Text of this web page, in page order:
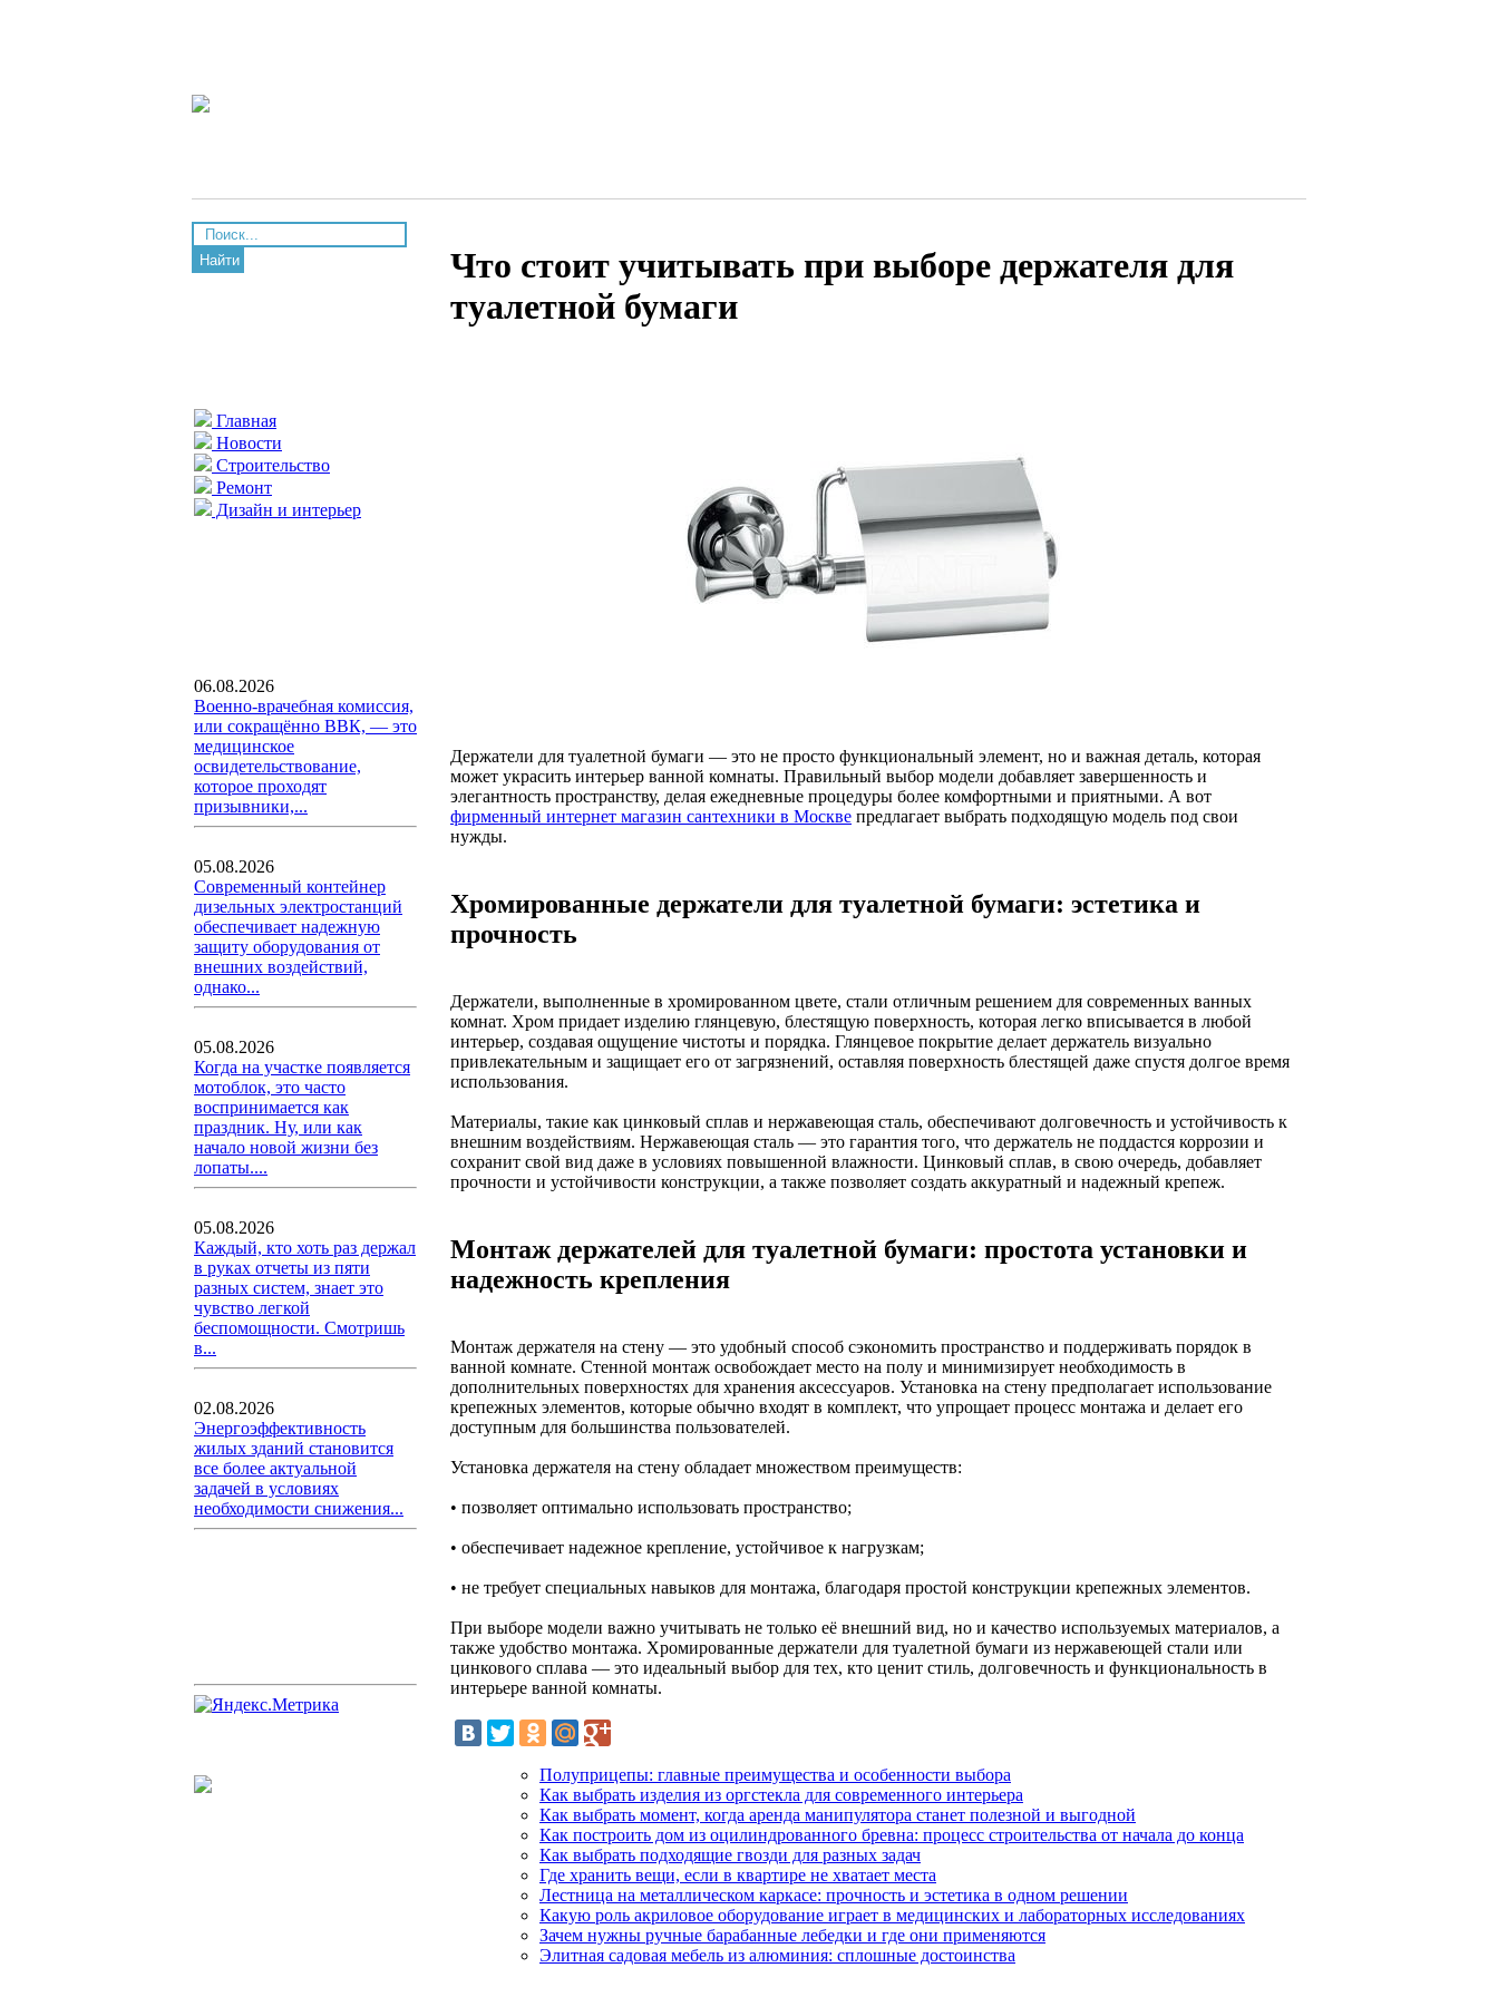
Найти
Главная
Новости
Строительство
Ремонт
Дизайн и интерьер
06.08.2026
Военно-врачебная комиссия,
или сокращённо ВВК, — это
медицинское
освидетельствование,
которое проходят
призывники,...
05.08.2026
Современный контейнер
дизельных электростанций
обеспечивает надежную
защиту оборудования от
внешних воздействий,
однако...
05.08.2026
Когда на участке появляется
мотоблок, это часто
воспринимается как
праздник. Ну, или как
начало новой жизни без
лопаты....
05.08.2026
Каждый, кто хоть раз держал
в руках отчеты из пяти
разных систем, знает это
чувство легкой
беспомощности. Смотришь
в...
02.08.2026
Энергоэффективность
жилых зданий становится
все более актуальной
задачей в условиях
необходимости снижения...
Что стоит учитывать при выборе держателя для
туалетной бумаги
Держатели для туалетной бумаги — это не просто функциональный элемент, но и важная деталь, которая
может украсить интерьер ванной комнаты. Правильный выбор модели добавляет завершенность и
элегантность пространству, делая ежедневные процедуры более комфортными и приятными. А вот
фирменный интернет магазин сантехники в Москве предлагает выбрать подходящую модель под свои
нужды.
Хромированные держатели для туалетной бумаги: эстетика и
прочность
Держатели, выполненные в хромированном цвете, стали отличным решением для современных ванных
комнат. Хром придает изделию глянцевую, блестящую поверхность, которая легко вписывается в любой
интерьер, создавая ощущение чистоты и порядка. Глянцевое покрытие делает держатель визуально
привлекательным и защищает его от загрязнений, оставляя поверхность блестящей даже спустя долгое время
использования.
Материалы, такие как цинковый сплав и нержавеющая сталь, обеспечивают долговечность и устойчивость к
внешним воздействиям. Нержавеющая сталь — это гарантия того, что держатель не поддастся коррозии и
сохранит свой вид даже в условиях повышенной влажности. Цинковый сплав, в свою очередь, добавляет
прочности и устойчивости конструкции, а также позволяет создать аккуратный и надежный крепеж.
Монтаж держателей для туалетной бумаги: простота установки и
надежность крепления
Монтаж держателя на стену — это удобный способ сэкономить пространство и поддерживать порядок в
ванной комнате. Стенной монтаж освобождает место на полу и минимизирует необходимость в
дополнительных поверхностях для хранения аксессуаров. Установка на стену предполагает использование
крепежных элементов, которые обычно входят в комплект, что упрощает процесс монтажа и делает его
доступным для большинства пользователей.
Установка держателя на стену обладает множеством преимуществ:
• позволяет оптимально использовать пространство;
• обеспечивает надежное крепление, устойчивое к нагрузкам;
• не требует специальных навыков для монтажа, благодаря простой конструкции крепежных элементов.
При выборе модели важно учитывать не только её внешний вид, но и качество используемых материалов, а
также удобство монтажа. Хромированные держатели для туалетной бумаги из нержавеющей стали или
цинкового сплава — это идеальный выбор для тех, кто ценит стиль, долговечность и функциональность в
интерьере ванной комнаты.
Полуприцепы: главные преимущества и особенности выбора
Как выбрать изделия из оргстекла для современного интерьера
Как выбрать момент, когда аренда манипулятора станет полезной и выгодной
Как построить дом из оцилиндрованного бревна: процесс строительства от начала до конца
Как выбрать подходящие гвозди для разных задач
Где хранить вещи, если в квартире не хватает места
Лестница на металлическом каркасе: прочность и эстетика в одном решении
Какую роль акриловое оборудование играет в медицинских и лабораторных исследованиях
Зачем нужны ручные барабанные лебедки и где они применяются
Элитная садовая мебель из алюминия: сплошные достоинства